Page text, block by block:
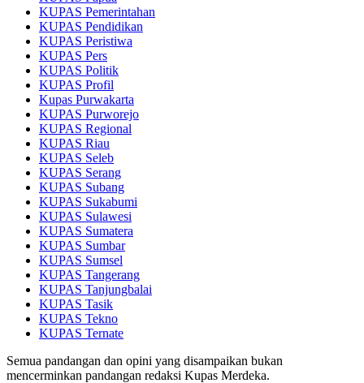
KUPAS Pemerintahan
KUPAS Pendidikan
KUPAS Peristiwa
KUPAS Pers
KUPAS Politik
KUPAS Profil
Kupas Purwakarta
KUPAS Purworejo
KUPAS Regional
KUPAS Riau
KUPAS Seleb
KUPAS Serang
KUPAS Subang
KUPAS Sukabumi
KUPAS Sulawesi
KUPAS Sumatera
KUPAS Sumbar
KUPAS Sumsel
KUPAS Tangerang
KUPAS Tanjungbalai
KUPAS Tasik
KUPAS Tekno
KUPAS Ternate
Semua pandangan dan opini yang disampaikan bukan
mencerminkan pandangan redaksi Kupas Merdeka.